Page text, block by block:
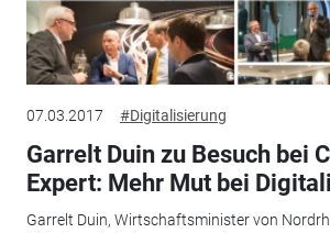
07.03.2017 #Digitalisierung
Garrelt Duin zu Besuch bei
Expert: Mehr Mut bei
Garrelt Duin, Wirtschaftsminister von